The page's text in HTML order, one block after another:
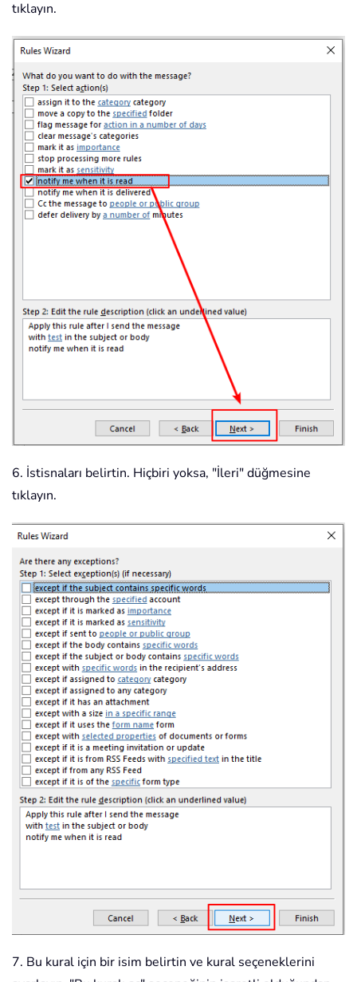
tıklayın.
6. İstisnaları belirtin. Hiçbiri yoksa, "İleri" düğmesine
tıklayın.
7. Bu kural için bir isim belirtin ve kural seçeneklerini